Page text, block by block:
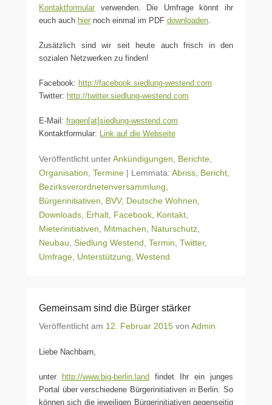
Kontaktformular verwenden. Die Umfrage könnt ihr
euch auch hier noch einmal im PDF downloaden.
Zusätzlich sind wir seit heute auch frisch in den
sozialen Netzwerken zu finden!
Facebook: http://facebook.siedlung-westend.com
Twitter: http://twitter.siedlung-westend.com
E-Mail: fragen[at]siedlung-westend.com
Kontaktformular: Link auf die Webseite
Veröffentlicht unterAnkündigungen Berichte
Organisation Termine | Lemmata: Abriss Bericht
Bezirksverordnetenversammlung
Bürgerinitiativen
BVV, Deutsche Wohnen
Downloads Erhalt Facebook Kontakt
Mieterinitiativen
Mitmachen Naturschutz
Neubau Siedlung Westend Termin Twitter,
Umfrage Unterstützung Westend
Gemeinsam sind die Bürger stärker
Veröffentlicht am 12. Februar 2015 von Admin
Liebe Nachbarn,
unter http://www.big-berlin.land findet Ihr ein junges
Portal über verschiedene Bürgerinitiativen in Berlin. So
können sich die jeweiligen Bürgerinitiativen gegenseitig